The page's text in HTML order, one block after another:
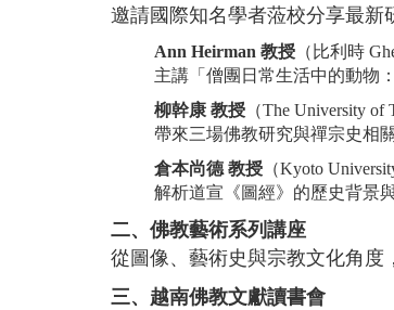
邀請國際知名學者蒞校分享最新
Ann Heirman 教授 （比利時
主講「僧團日常生活中的動物
柳幹康 教授 （The University of
帶來三場佛教研究與禪宗史相
倉本尚德 教授 （Kyoto
解析道宣《圖經》的歷史背景
二、佛教藝術系列講座
從圖像、藝術史與宗教文化角度
三、越南佛教文獻讀書會